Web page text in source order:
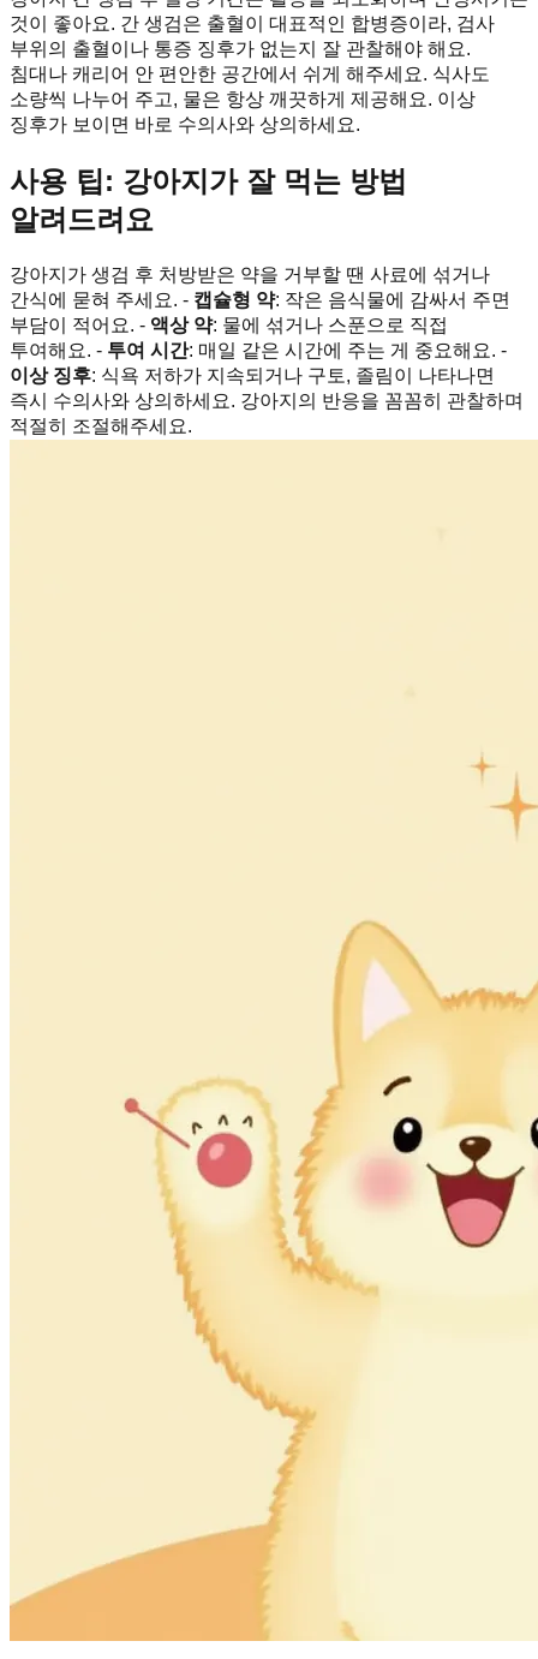
것이 좋아요. 간 생검은 출혈이 대표적인 합병증이라, 검사
부위의 출혈이나 통증 징후가 없는지 잘 관찰해야 해요.
침대나 캐리어 안 편안한 공간에서 쉬게 해주세요. 식사도
소량씩 나누어 주고, 물은 항상 깨끗하게 제공해요. 이상
징후가 보이면 바로 수의사와 상의하세요.
사용 팁: 강아지가 잘 먹는 방법
알려드려요
강아지가 생검 후 처방받은 약을 거부할 땐 사료에 섞거나
간식에 묻혀 주세요. - 캡슐형 약: 작은 음식물에 감싸서 주면
부담이 적어요. - 액상 약: 물에 섞거나 스푼으로 직접
투여해요. - 투여 시간: 매일 같은 시간에 주는 게 중요해요. -
이상 징후: 식욕 저하가 지속되거나 구토, 졸림이 나타나면
즉시 수의사와 상의하세요. 강아지의 반응을 꼼꼼히 관찰하며
적절히 조절해주세요.